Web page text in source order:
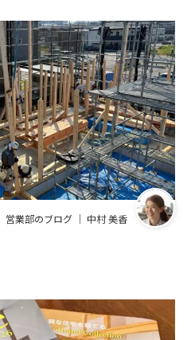
営業部のブログ ｜ 中村 美香